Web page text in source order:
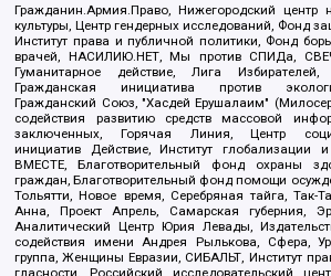
Гражданин.Армия.Право, Нижегородский центр
культуры, Центр гендерных исследований, Фонд
Институт права и публичной политики, Фонд
врачей, НАСИЛИЮ.НЕТ, Мы против СПИДа,
Гуманитарное действие, Лига
Гражданская инициатива против
Гражданский Союз, "Хасдей Ерушалаим"
содействия развитию средств массовой
заключенных, Горячая Линия, Центр
инициатив Действие, Институт глобализации
ВМЕСТЕ, Благотворительный фонд охраны
граждан, Благотворительный фонд помощи
Тольятти, Новое время, Серебряная тайга, Так-
Анна, Проект Апрель, Самарская губерния,
Аналитический Центр Юрия Левады,
содействия имени Андрея Рылькова, Сфера,
группа, Женщины Евразии, СИБАЛЬТ, Институт
гласности, Российский исследовательский